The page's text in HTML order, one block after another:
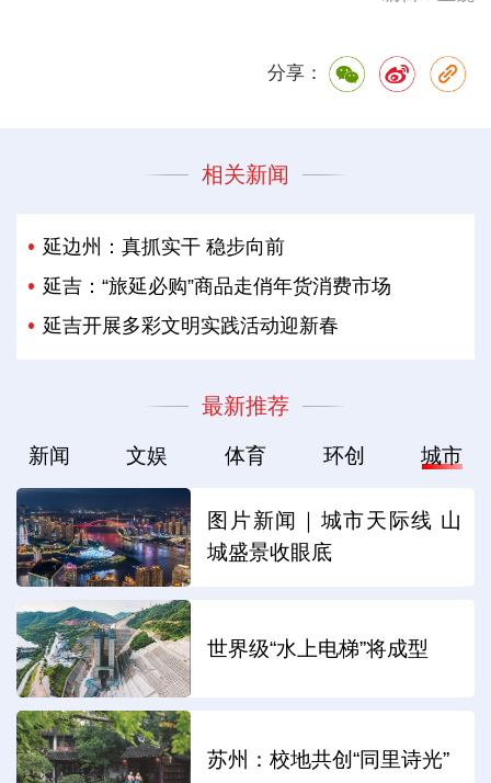
分享：
相关新闻
延边州：真抓实干 稳步向前
延吉：“旅延必购”商品走俏年货消费市场
延吉开展多彩文明实践活动迎新春
最新推荐
新闻 文娱 体育 环创 城市
图片新闻｜城市天际线 山
城盛景收眼底
世界级“水上电梯”将成型
苏州：校地共创“同里诗光”